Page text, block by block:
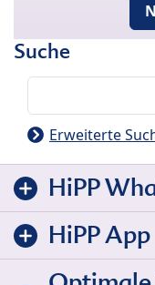
Suche
Erweiterte
HiPP
HiPP App